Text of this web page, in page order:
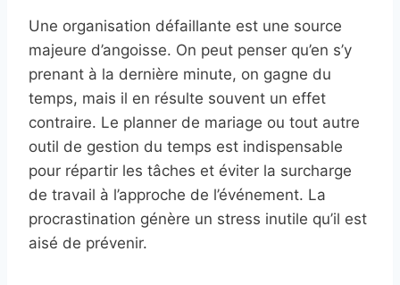
Une organisation défaillante est une source
majeure d’angoisse. On peut penser qu’en s’y
prenant à la dernière minute, on gagne du
temps, mais il en résulte souvent un effet
contraire. Le planner de mariage ou tout autre
outil de gestion du temps est indispensable
pour répartir les tâches et éviter la surcharge
de travail à l’approche de l’événement. La
procrastination génère un stress inutile qu’il est
aisé de prévenir.